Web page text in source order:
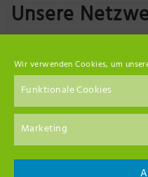
Wir verwenden Cookies, um
Funktionale Cookies
Marketing
Unsere